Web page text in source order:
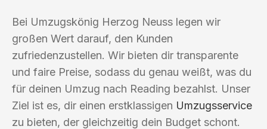
Bei Umzugskönig Herzog Neuss legen wir
großen Wert darauf, den Kunden
zufriedenzustellen. Wir bieten dir transparente
und faire Preise, sodass du genau weißt, was du
für deinen Umzug nach Reading bezahlst. Unser
Ziel ist es, dir einen erstklassigen Umzugsservice
zu bieten, der gleichzeitig dein Budget schont.